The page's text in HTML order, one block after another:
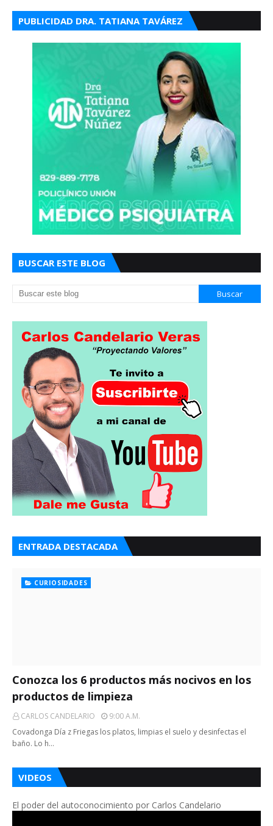
PUBLICIDAD DRA. TATIANA TAVÁREZ
BUSCAR ESTE BLOG
ENTRADA DESTACADA
CURIOSIDADES
Conozca los 6 productos más nocivos en los
productos de limpieza
CARLOS CANDELARIO
9:00 A.m.
Covadonga Día z Friegas los platos, limpias el suelo y desinfectas el
baño. Lo h…
VIDEOS
El poder del autoconocimiento por Carlos Candelario